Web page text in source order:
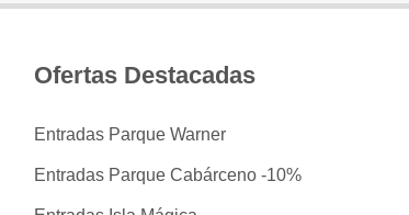
Ofertas Destacadas
Entradas Parque Warner
Entradas Parque Cabárceno -10%